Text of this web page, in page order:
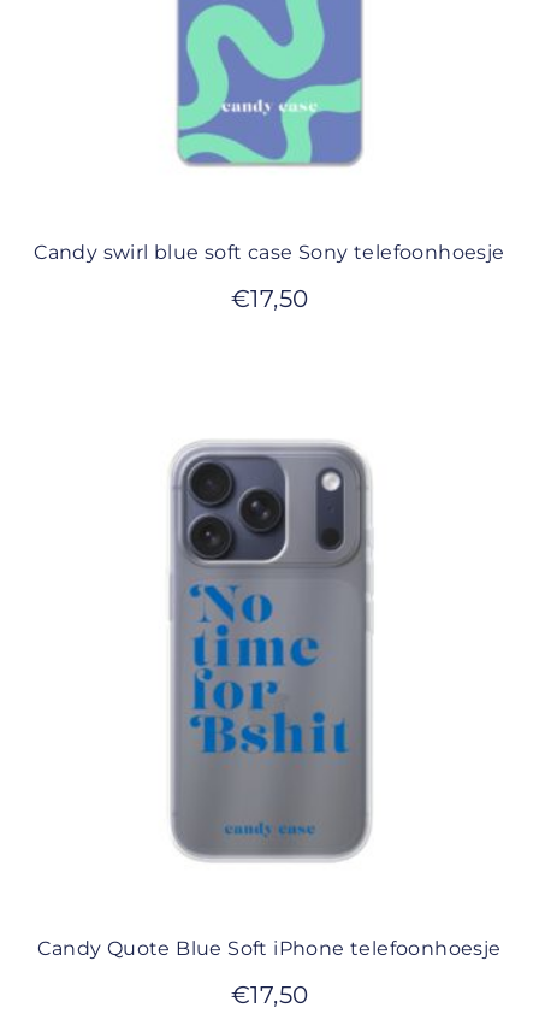
Candy swirl blue soft case Sony telefoonhoesje
€17,50
Candy Quote Blue Soft iPhone telefoonhoesje
€17,50